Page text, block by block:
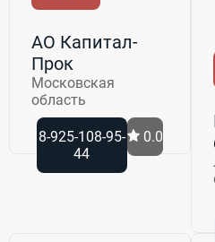
АО Капитал-
Прок
Московская
область
8-925-108-95-
44
0.0